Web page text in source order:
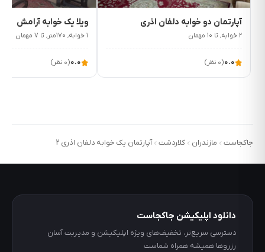
۱۲
ظهر
استعمال
دخانیات
ممنوع
است
الزامی
است
ممنوع
است
پذیرش
گروه
آپارتمان دو خوابه دلفان اذری
۲ خوابه٬ تا ۱۰ مهمان
۰.۰(۰ نظر)
ویلا یک خوابه آرامش
۱ خوابه٬ ۱۷۰متر٬ تا ۷ مهمان
۰.۰(۰ نظر)
جاکجاست مازندران کلاردشت آپارتمان یک خوابه دلفان اذری 2
دانلود اپلیکیشن جاکجاست
دسترسی سریع‌تر، تخفیف‌های ویژه اپلیکیشن و مدیریت آسان
رزروها همیشه همراه شماست